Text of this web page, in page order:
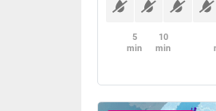
5
min
10
min